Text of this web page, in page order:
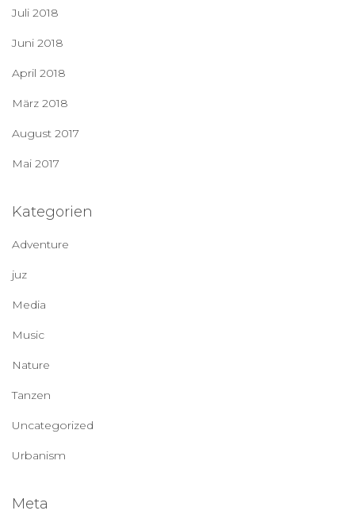
Juli 2018
Juni 2018
April 2018
März 2018
August 2017
Mai 2017
Kategorien
Adventure
juz
Media
Music
Nature
Tanzen
Uncategorized
Urbanism
Meta